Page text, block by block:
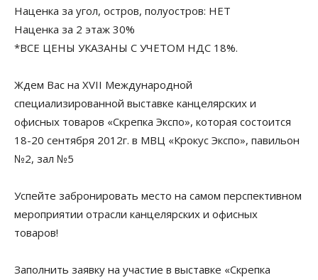
Наценка за угол, остров, полуостров: НЕТ
Наценка за 2 этаж 30%
*ВСЕ ЦЕНЫ УКАЗАНЫ С УЧЕТОМ НДС 18%.
Ждем Вас на XVII Международной
специализированной выставке канцелярских и
офисных товаров «Скрепка Экспо», которая состоится
18-20 сентября 2012г. в МВЦ «Крокус Экспо», павильон
№2, зал №5
Успейте забронировать место на самом перспективном
мероприятии отрасли канцелярских и офисных
товаров!
Заполнить заявку на участие в выставке «Скрепка